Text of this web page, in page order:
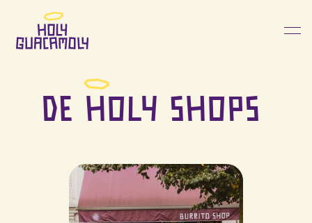
De holy shops